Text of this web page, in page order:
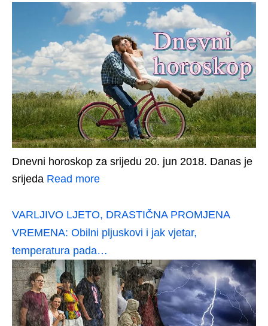
Dnevni horoskop za srijedu 20. jun 2018. Danas je
srijeda Read more
VARLJIVO LJETO, DRASTIČNA PROMJENA
VREMENA: Obilni pljuskovi i jak vjetar,
temperatura pada…